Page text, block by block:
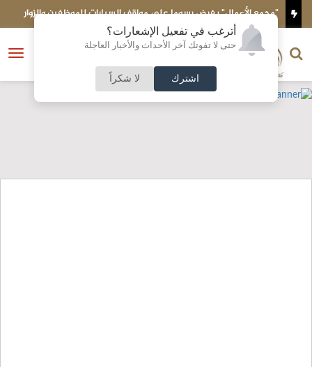
أترغب في تفعيل الإشعارات؟
حتى لا تفوتك آخر الأحداث والأخبار العاجلة
اشترك لا شكراً
"مجمع الأعمال" يفرض رسوما على مواقف السيارات للموظفين والزوار
فتح
الناشر و رئيس التحرير
النسخة الكاملة